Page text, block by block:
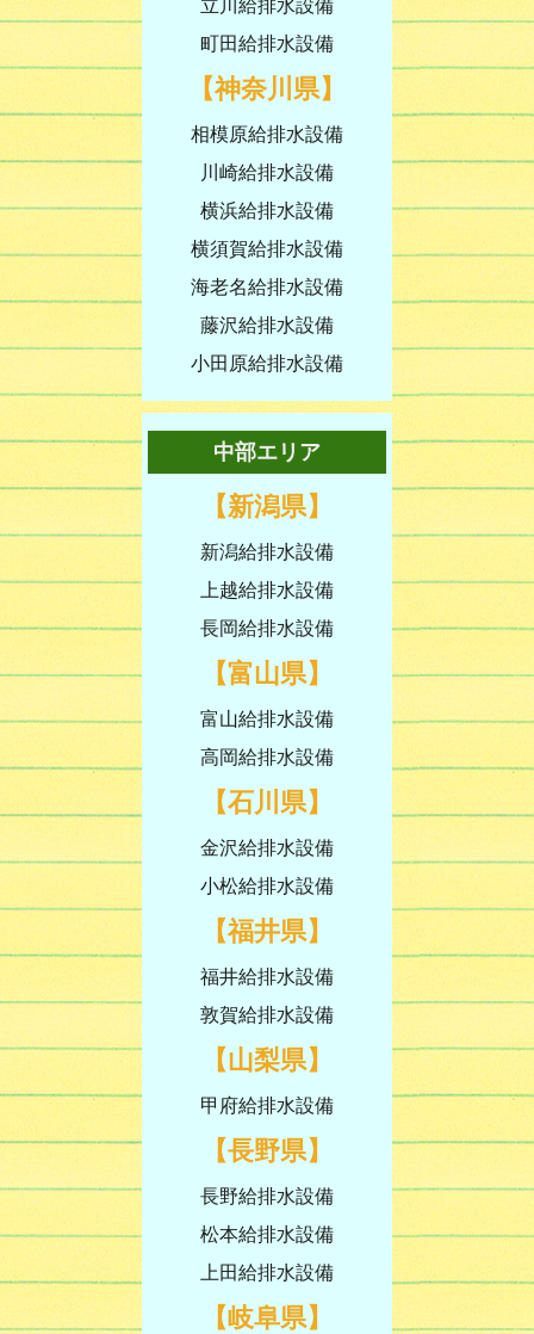
立川給排水設備
町田給排水設備
【神奈川県】
相模原給排水設備
川崎給排水設備
横浜給排水設備
横須賀給排水設備
海老名給排水設備
藤沢給排水設備
小田原給排水設備
中部エリア
【新潟県】
新潟給排水設備
上越給排水設備
長岡給排水設備
【富山県】
富山給排水設備
高岡給排水設備
【石川県】
金沢給排水設備
小松給排水設備
【福井県】
福井給排水設備
敦賀給排水設備
【山梨県】
甲府給排水設備
【長野県】
長野給排水設備
松本給排水設備
上田給排水設備
【岐阜県】